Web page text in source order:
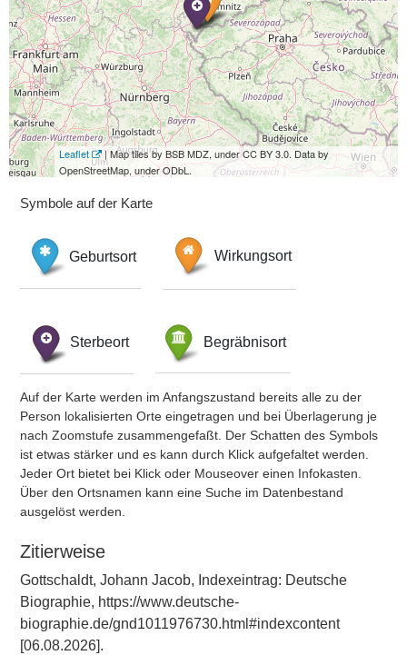
Leaflet
| Map tiles by BSB MDZ, under CC BY 3.0. Data by
OpenStreetMap, under ODbL.
Symbole auf der Karte
Geburtsort Wirkungsort
Sterbeort Begräbnisort
Auf der Karte werden im Anfangszustand bereits alle zu der
Person lokalisierten Orte eingetragen und bei Überlagerung je
nach Zoomstufe zusammengefaßt. Der Schatten des Symbols
ist etwas stärker und es kann durch Klick aufgefaltet werden.
Jeder Ort bietet bei Klick oder Mouseover einen Infokasten.
Über den Ortsnamen kann eine Suche im Datenbestand
ausgelöst werden.
Zitierweise
Gottschaldt, Johann Jacob, Indexeintrag: Deutsche
Biographie, https://www.deutsche-
biographie.de/gnd1011976730.html#indexcontent
[06.08.2026].